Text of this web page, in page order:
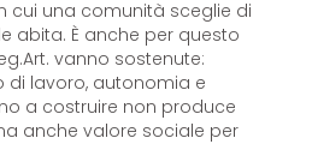
cui una comunità sceglie di
abita. È anche per questo
vanno sostenute:
di lavoro, autonomia e
a costruire non produce
anche valore sociale per